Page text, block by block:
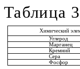
Таблица 3
Химический
Углерод
Марганец
Кремний
Сера
Фосфор